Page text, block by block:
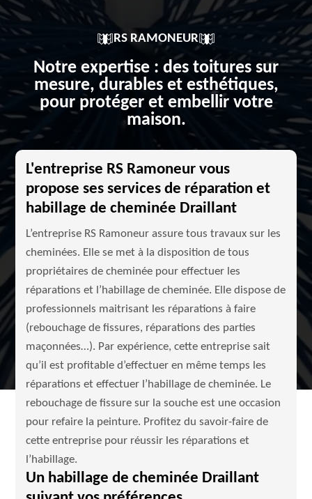
RS RAMONEUR
Notre expertise : des toitures sur
mesure, durables et esthétiques,
pour protéger et embellir votre
maison.
L'entreprise RS Ramoneur vous
propose ses services de réparation et
habillage de cheminée Draillant
L’entreprise RS Ramoneur assure tous travaux sur les
cheminées. Elle se met à la disposition de tous
propriétaires de cheminée pour effectuer les
réparations et l’habillage de cheminée. Elle dispose de
professionnels maitrisant les réparations à faire
(rebouchage de fissures, réparations des parties
maçonnées…). Par expérience, cette entreprise sait
qu’il est profitable d’effectuer en même temps les
réparations et effectuer l’habillage de cheminée. Le
rebouchage de fissure sur la souche est une occasion
pour refaire la peinture. Profitez du savoir-faire de
cette entreprise pour réussir les réparations et
l’habillage.
Un habillage de cheminée Draillant